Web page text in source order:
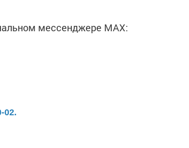
мессенджере MАХ:
02.